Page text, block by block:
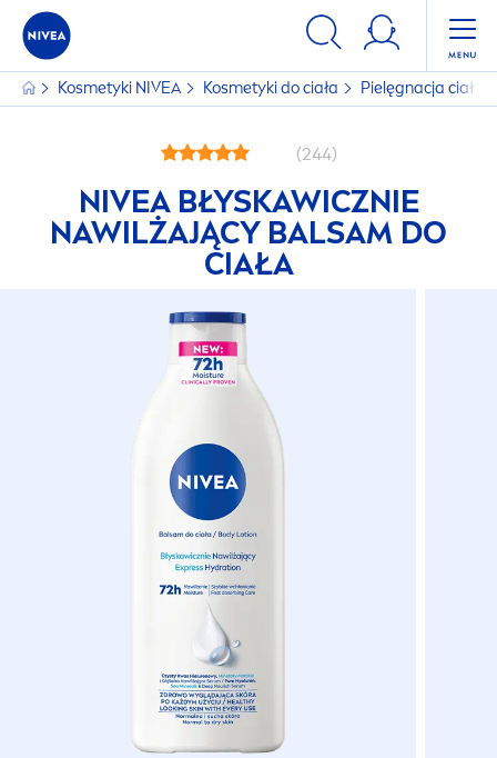
Kosmetyki NIVEA Kosmetyki do ciała Pielęgnacja ciała
(244)
NIVEABŁYSKAWICZNIE
NAWILŻAJĄCY BALSAM DO
CIAŁA